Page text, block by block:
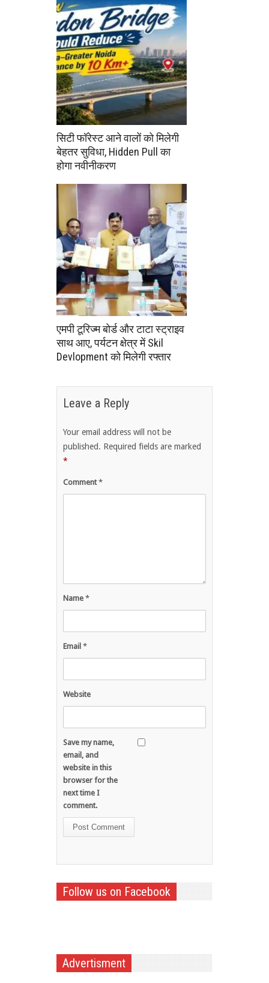
सिटी फॉरेस्ट आने वालों को मिलेगी
बेहतर सुविधा, Hidden Pull का
होगा नवीनीकरण
एमपी टूरिज्म बोर्ड और टाटा स्ट्राइव
साथ आए, पर्यटन क्षेत्र में Skil
Devlopment को मिलेगी रफ्तार
Leave a Reply
Your email address will not be
published. Required fields are marked
*
Comment*
Name *
Email *
Website
Save my name,
email, and
website in this
browser for the
next time I
comment.
Follow us on Facebook
Advertisment